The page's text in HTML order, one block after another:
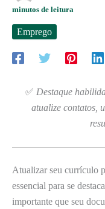
minutos de leitura
Emprego
✅ Destaque
atualize contatos,
Atualizar seu currículo
essencial para se
importante que seu